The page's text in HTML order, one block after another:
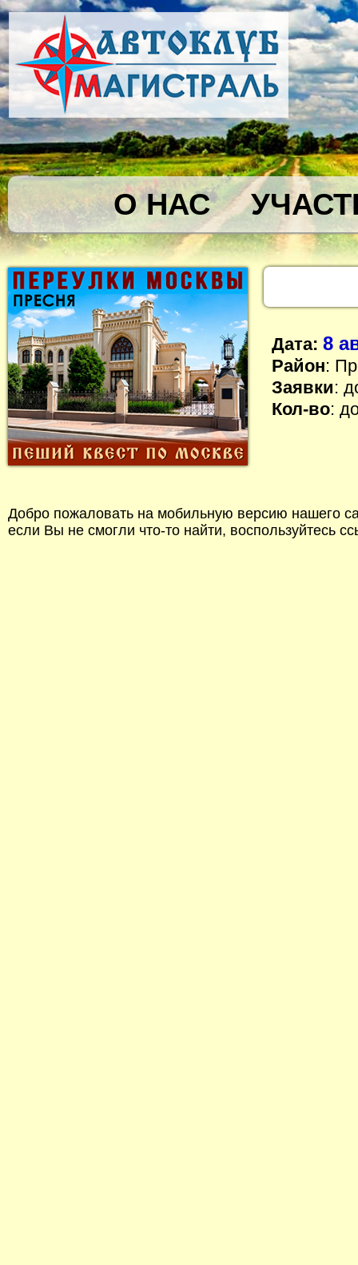
О НАС
Дата: 8
Район:
Заявки:
Кол-во:
Добро пожаловать на мобильную версию нашего
если Вы не смогли что-то найти, воспользуйтесь